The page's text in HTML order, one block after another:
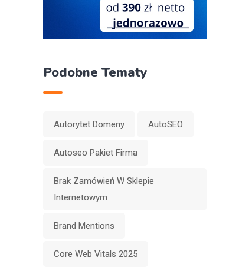
Podobne Tematy
Autorytet Domeny AutoSEO
Autoseo Pakiet Firma
Brak Zamówień W Sklepie
Internetowym
Brand Mentions
Core Web Vitals 2025